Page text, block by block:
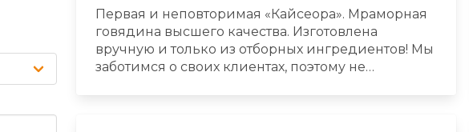
Первая и неповторимая «Кайсеора». Мраморная
говядина высшего качества. Изготовлена
вручную и только из отборных ингредиентов! Мы
заботимся о своих клиентах, поэтому не